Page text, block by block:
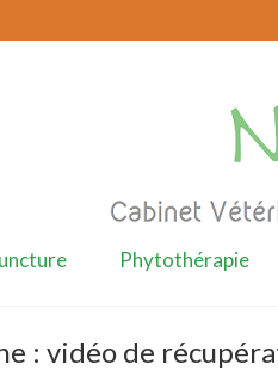
Phytothérapie
: vidéo de